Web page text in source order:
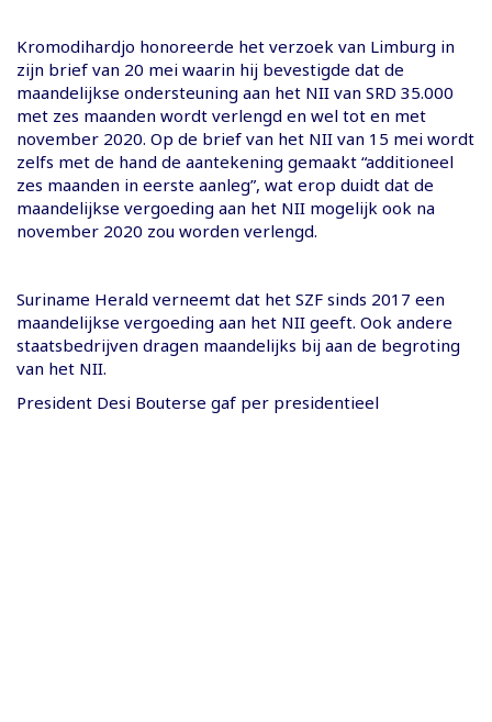
Kromodihardjo honoreerde het verzoek van Limburg in
zijn brief van 20 mei waarin hij bevestigde dat de
maandelijkse ondersteuning aan het NII van SRD 35.000
met zes maanden wordt verlengd en wel tot en met
november 2020. Op de brief van het NII van 15 mei wordt
zelfs met de hand de aantekening gemaakt “additioneel
zes maanden in eerste aanleg”, wat erop duidt dat de
maandelijkse vergoeding aan het NII mogelijk ook na
november 2020 zou worden verlengd.
Suriname Herald verneemt dat het SZF sinds 2017 een
maandelijkse vergoeding aan het NII geeft. Ook andere
staatsbedrijven dragen maandelijks bij aan de begroting
van het NII.
President Desi Bouterse gaf per presidentieel